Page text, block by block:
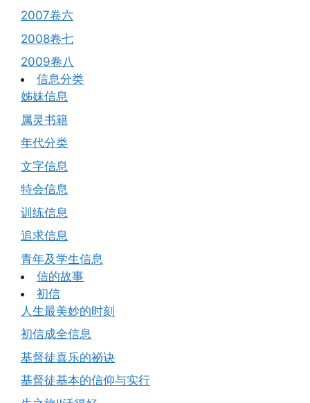
2007卷六
2008卷七
2009卷八
信息分类
姊妹信息
属灵书籍
年代分类
文字信息
特会信息
训练信息
追求信息
青年及学生信息
信的故事
初信
人生最美妙的时刻
初信成全信息
基督徒喜乐的祕诀
基督徒基本的信仰与实行